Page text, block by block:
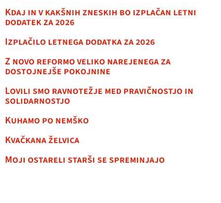
Kdaj in v kakšnih zneskih bo izplačan letni
dodatek za 2026
Izplačilo letnega dodatka za 2026
Z novo reformo veliko narejenega za
dostojnejše pokojnine
Lovili smo ravnotežje med pravičnostjo in
solidarnostjo
Kuhamo po nemško
Kvačkana želvica
Moji ostareli starši se spreminjajo